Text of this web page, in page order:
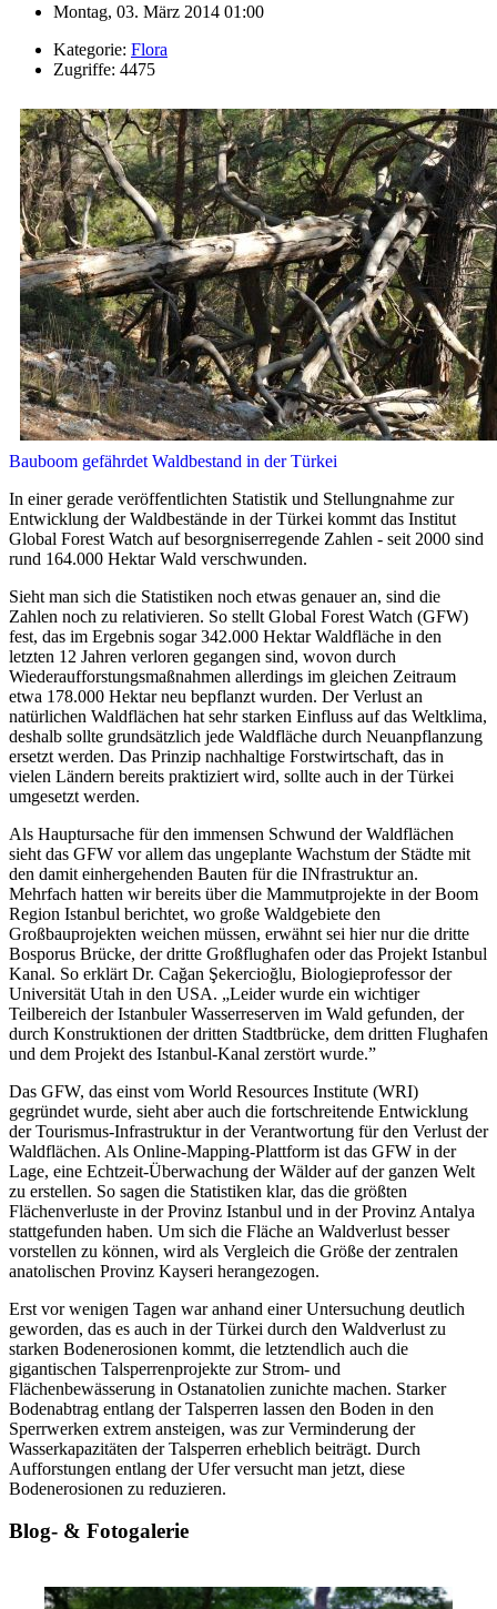
Montag, 03. März 2014 01:00
Kategorie: Flora
Zugriffe: 4475
Bauboom gefährdet Waldbestand in der Türkei
In einer gerade veröffentlichten Statistik und Stellungnahme zur
Entwicklung der Waldbestände in der Türkei kommt das Institut
Global Forest Watch auf besorgniserregende Zahlen - seit 2000 sind
rund 164.000 Hektar Wald verschwunden.
Sieht man sich die Statistiken noch etwas genauer an, sind die
Zahlen noch zu relativieren. So stellt Global Forest Watch (GFW)
fest, das im Ergebnis sogar 342.000 Hektar Waldfläche in den
letzten 12 Jahren verloren gegangen sind, wovon durch
Wiederaufforstungsmaßnahmen allerdings im gleichen Zeitraum
etwa 178.000 Hektar neu bepflanzt wurden. Der Verlust an
natürlichen Waldflächen hat sehr starken Einfluss auf das Weltklima,
deshalb sollte grundsätzlich jede Waldfläche durch Neuanpflanzung
ersetzt werden. Das Prinzip nachhaltige Forstwirtschaft, das in
vielen Ländern bereits praktiziert wird, sollte auch in der Türkei
umgesetzt werden.
Als Hauptursache für den immensen Schwund der Waldflächen
sieht das GFW vor allem das ungeplante Wachstum der Städte mit
den damit einhergehenden Bauten für die INfrastruktur an.
Mehrfach hatten wir bereits über die Mammutprojekte in der Boom
Region Istanbul berichtet, wo große Waldgebiete den
Großbauprojekten weichen müssen, erwähnt sei hier nur die dritte
Bosporus Brücke, der dritte Großflughafen oder das Projekt Istanbul
Kanal. So erklärt Dr. Cağan Şekercioğlu, Biologieprofessor der
Universität Utah in den USA. „Leider wurde ein wichtiger
Teilbereich der Istanbuler Wasserreserven im Wald gefunden, der
durch Konstruktionen der dritten Stadtbrücke, dem dritten Flughafen
und dem Projekt des Istanbul-Kanal zerstört wurde.”
Das GFW, das einst vom World Resources Institute (WRI)
gegründet wurde, sieht aber auch die fortschreitende Entwicklung
der Tourismus-Infrastruktur in der Verantwortung für den Verlust der
Waldflächen. Als Online-Mapping-Plattform ist das GFW in der
Lage, eine Echtzeit-Überwachung der Wälder auf der ganzen Welt
zu erstellen. So sagen die Statistiken klar, das die größten
Flächenverluste in der Provinz Istanbul und in der Provinz Antalya
stattgefunden haben. Um sich die Fläche an Waldverlust besser
vorstellen zu können, wird als Vergleich die Größe der zentralen
anatolischen Provinz Kayseri herangezogen.
Erst vor wenigen Tagen war anhand einer Untersuchung deutlich
geworden, das es auch in der Türkei durch den Waldverlust zu
starken Bodenerosionen kommt, die letztendlich auch die
gigantischen Talsperrenprojekte zur Strom- und
Flächenbewässerung in Ostanatolien zunichte machen. Starker
Bodenabtrag entlang der Talsperren lassen den Boden in den
Sperrwerken extrem ansteigen, was zur Verminderung der
Wasserkapazitäten der Talsperren erheblich beiträgt. Durch
Aufforstungen entlang der Ufer versucht man jetzt, diese
Bodenerosionen zu reduzieren.
Blog- & Fotogalerie